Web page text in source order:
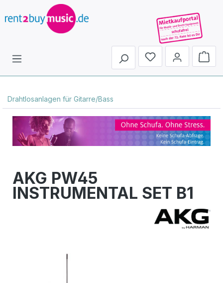
Du hast 0 Produkte
Drahtlosanlagen für Gitarre/Bass
AKG PW45
INSTRUMENTAL SET B1
Bildergalerie überspringen